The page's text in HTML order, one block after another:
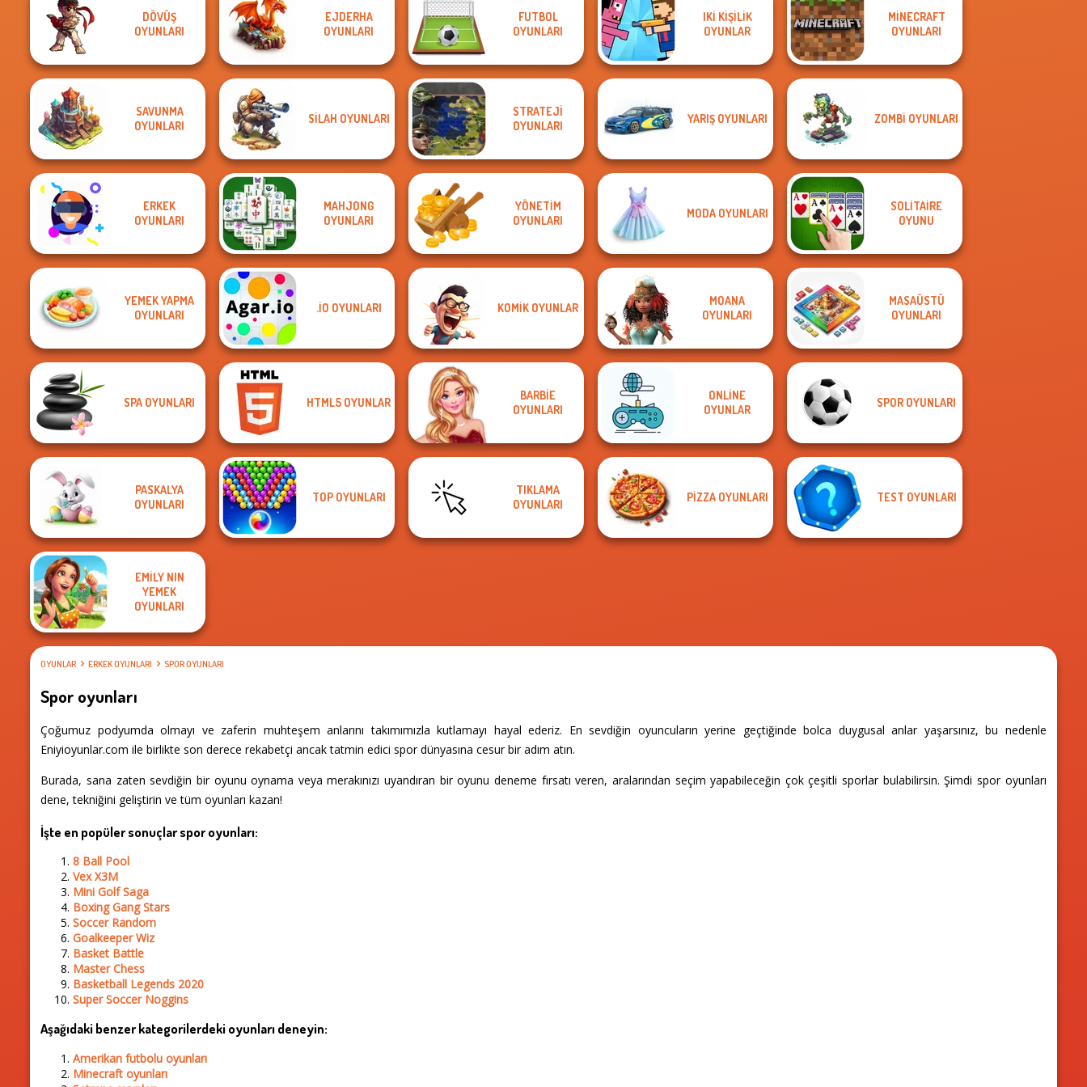
DÖVÜŞ
OYUNLARI
EJDERHA
OYUNLARI
FUTBOL
OYUNLARI
IKI KIŞILIK
OYUNLAR
MINECRAFT
OYUNLARI
SAVUNMA
OYUNLARI
SILAH OYUNLARI
STRATEJI
OYUNLARI
YARIŞ OYUNLARI ZOMBI OYUNLARI
ERKEK
OYUNLARI
MAHJONG
OYUNLARI
YÖNETIM
OYUNLARI
MODA OYUNLARI
SOLITAIRE
OYUNU
YEMEK YAPMA
OYUNLARI
.IO OYUNLARI KOMIK OYUNLAR
MOANA
OYUNLARI
MASAÜSTÜ
OYUNLARI
SPA OYUNLARI HTML5 OYUNLAR
BARBIE
OYUNLARI
ONLINE
OYUNLAR
SPOR OYUNLARI
PASKALYA
OYUNLARI
TOP OYUNLARI
TIKLAMA
OYUNLARI
PIZZA OYUNLARI TEST OYUNLARI
EMILY NIN
YEMEK
OYUNLARI
OYUNLAR ERKEK OYUNLARI SPOR OYUNLARI
Spor oyunları
Çoğumuz podyumda olmayı ve zaferin muhteşem anlarını takımımızla kutlamayı hayal ederiz. En sevdiğin oyuncuların yerine geçtiğinde bolca duygusal anlar yaşarsınız, bu nedenle
Eniyioyunlar.com ile birlikte son derece rekabetçi ancak tatmin edici spor dünyasına cesur bir adım atın.
Burada, sana zaten sevdiğin bir oyunu oynama veya merakınızı uyandıran bir oyunu deneme fırsatı veren, aralarından seçim yapabileceğin çok çeşitli sporlar bulabilirsin. Şimdi spor oyunları
dene, tekniğini geliştirin ve tüm oyunları kazan!
İşte en popüler sonuçlar spor oyunları:
8 Ball Pool
Vex X3M
Mini Golf Saga
Boxing Gang Stars
Soccer Random
Goalkeeper Wiz
Basket Battle
Master Chess
Basketball Legends 2020
Super Soccer Noggins
Aşağıdaki benzer kategorilerdeki oyunları deneyin:
Amerikan futbolu oyunları
Minecraft oyunları